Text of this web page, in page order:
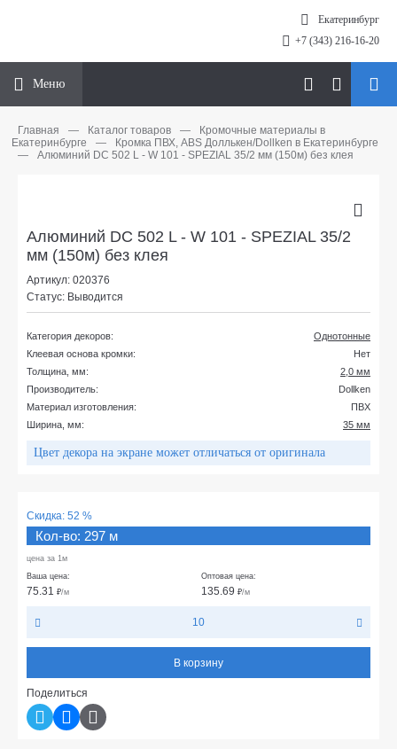
Екатеринбург
+7 (343) 216-16-20
Меню
Главная — Каталог товаров —
Кромочные материалы в
Екатеринбурге
—
Кромка ПВХ, ABS Доллькен/Dollken в Екатеринбурге
—
Алюминий DC 502 L - W 101 - SPEZIAL 35/2 мм (150м) без клея
Алюминий DC 502 L - W 101 - SPEZIAL 35/2
мм (150м) без клея
Артикул: 020376
Статус: Выводится
Категория декоров:
Однотонные
Клеевая основа кромки:
Нет
Толщина, мм:
2,0 мм
Производитель:
Dollken
Материал изготовления:
ПВХ
Ширина, мм:
35 мм
Цвет декора на экране может отличаться от оригинала
Скидка: 52 %
Кол-во: 297 м
цена за 1м
Ваша цена:
75.31 ₽/м
Оптовая цена:
135.69 ₽/м
10
В корзину
Поделиться